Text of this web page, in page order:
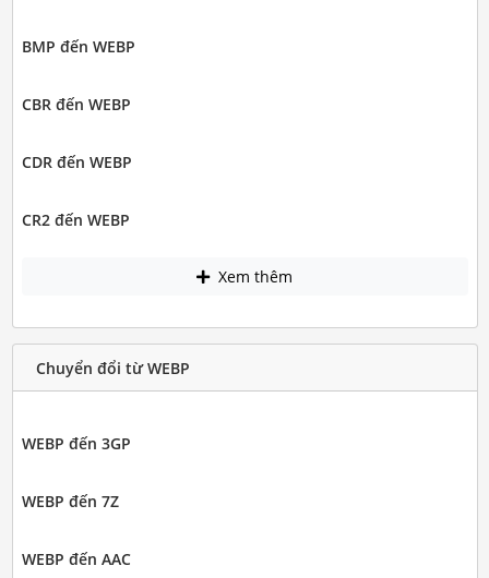
BMP đến WEBP
CBR đến WEBP
CDR đến WEBP
CR2 đến WEBP
Xem thêm
Chuyển đổi từ WEBP
WEBP đến 3GP
WEBP đến 7Z
WEBP đến AAC